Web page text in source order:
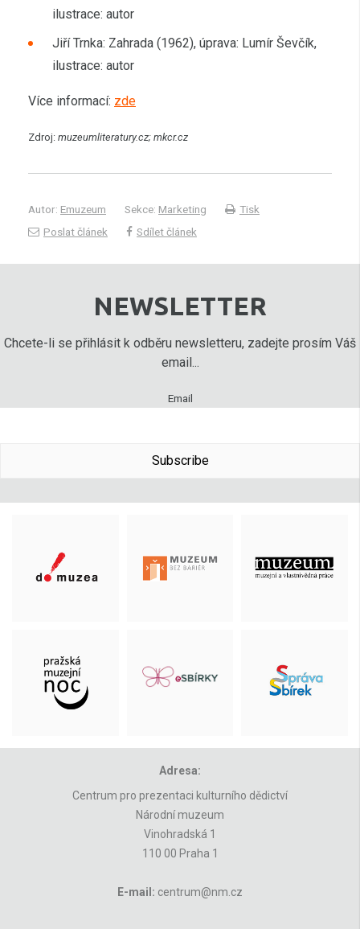
ilustrace: autor
Jiří Trnka: Zahrada (1962), úprava: Lumír Ševčík,
ilustrace: autor
Více informací: zde
Zdroj: muzeumliteratury.cz; mkcr.cz
Autor: Emuzeum Sekce: Marketing
Tisk
Poslat článek
Sdílet článek
NEWSLETTER
Chcete-li se přihlásit k odběru newsletteru, zadejte prosím Váš
email...
Email
Subscribe
Adresa:
Centrum pro prezentaci kulturního dědictví
Národní muzeum
Vinohradská 1
110 00 Praha 1
E-mail: centrum@nm.cz